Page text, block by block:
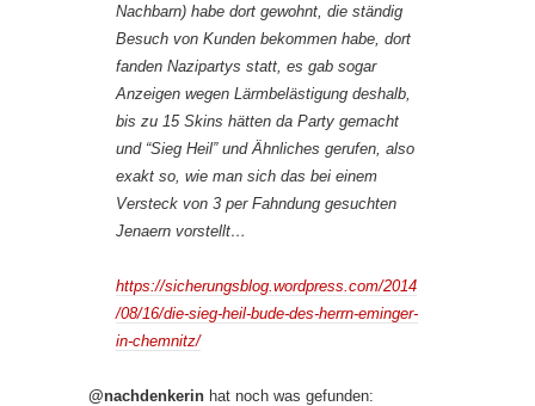
Nachbarn) habe dort gewohnt, die ständig
Besuch von Kunden bekommen habe, dort
fanden Nazipartys statt, es gab sogar
Anzeigen wegen Lärmbelästigung deshalb,
bis zu 15 Skins hätten da Party gemacht
und “Sieg Heil” und Ähnliches gerufen, also
exakt so, wie man sich das bei einem
Versteck von 3 per Fahndung gesuchten
Jenaern vorstellt…
https://sicherungsblog.wordpress.com/2014
/08/16/die-sieg-heil-bude-des-herrn-eminger-
in-chemnitz/
@nachdenkerin hat noch was gefunden: